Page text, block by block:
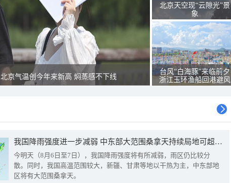
北京气温创今年来新高 焖蒸感不下线
北京天空现“云隙光”景
象
台风“白海豚”来临前夕
浙江玉环渔船回港避风
我国降雨强度进一步减弱 中东部大范围桑拿天持续局地可超38℃
今明天（8月6日至7日），我国降雨强度将有所减弱，雨区仍比较分
散。同时，我国高温范围较大，新疆、甘肃等地以干热为主，中东部地
区将有大范围桑拿天。